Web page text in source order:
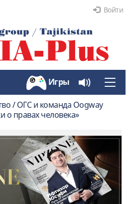
Войти
Toggle
Игры
/ ОГС и команда Oogway
о правах человека»